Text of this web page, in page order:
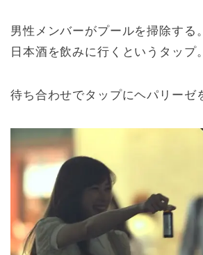
男性メンバーがプールを掃除する
日本酒を飲みに行くというタップ。
待ち合わせでタップにヘパリーゼ